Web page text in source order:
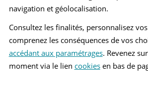
MERCEDES BENZ C180 3 BREAK
MERCEDES BENZ C180 4 BERLINE
navigation et géolocalisation.
Consultez les finalités, personnalisez
comprenez les conséquences de vos
accédant aux paramétrages. Revenez
moment via le lien cookiesen bas de